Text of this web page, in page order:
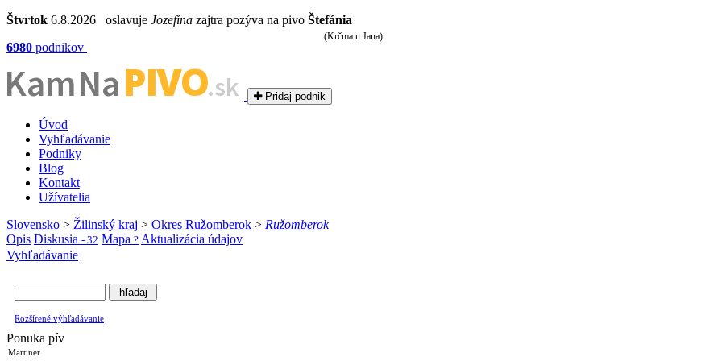
Štvrtok 6.8.2026 oslavuje Jozefína zajtra pozýva na pivo Štefánia
6980 podnikov
Kam NaPIVO.sk Pridaj podnik
Úvod
Vyhľadávanie
Podniky
Blog
Kontakt
Užívatelia
Slovensko > Žilinský kraj > Okres Ružomberok > Ružomberok
Opis Diskusia - 32 Mapa ? Aktualizácia údajov
Vyhľadávanie
Rozšírené výhľadávanie
Ponuka pív
Martiner
(Krčma u Jana)